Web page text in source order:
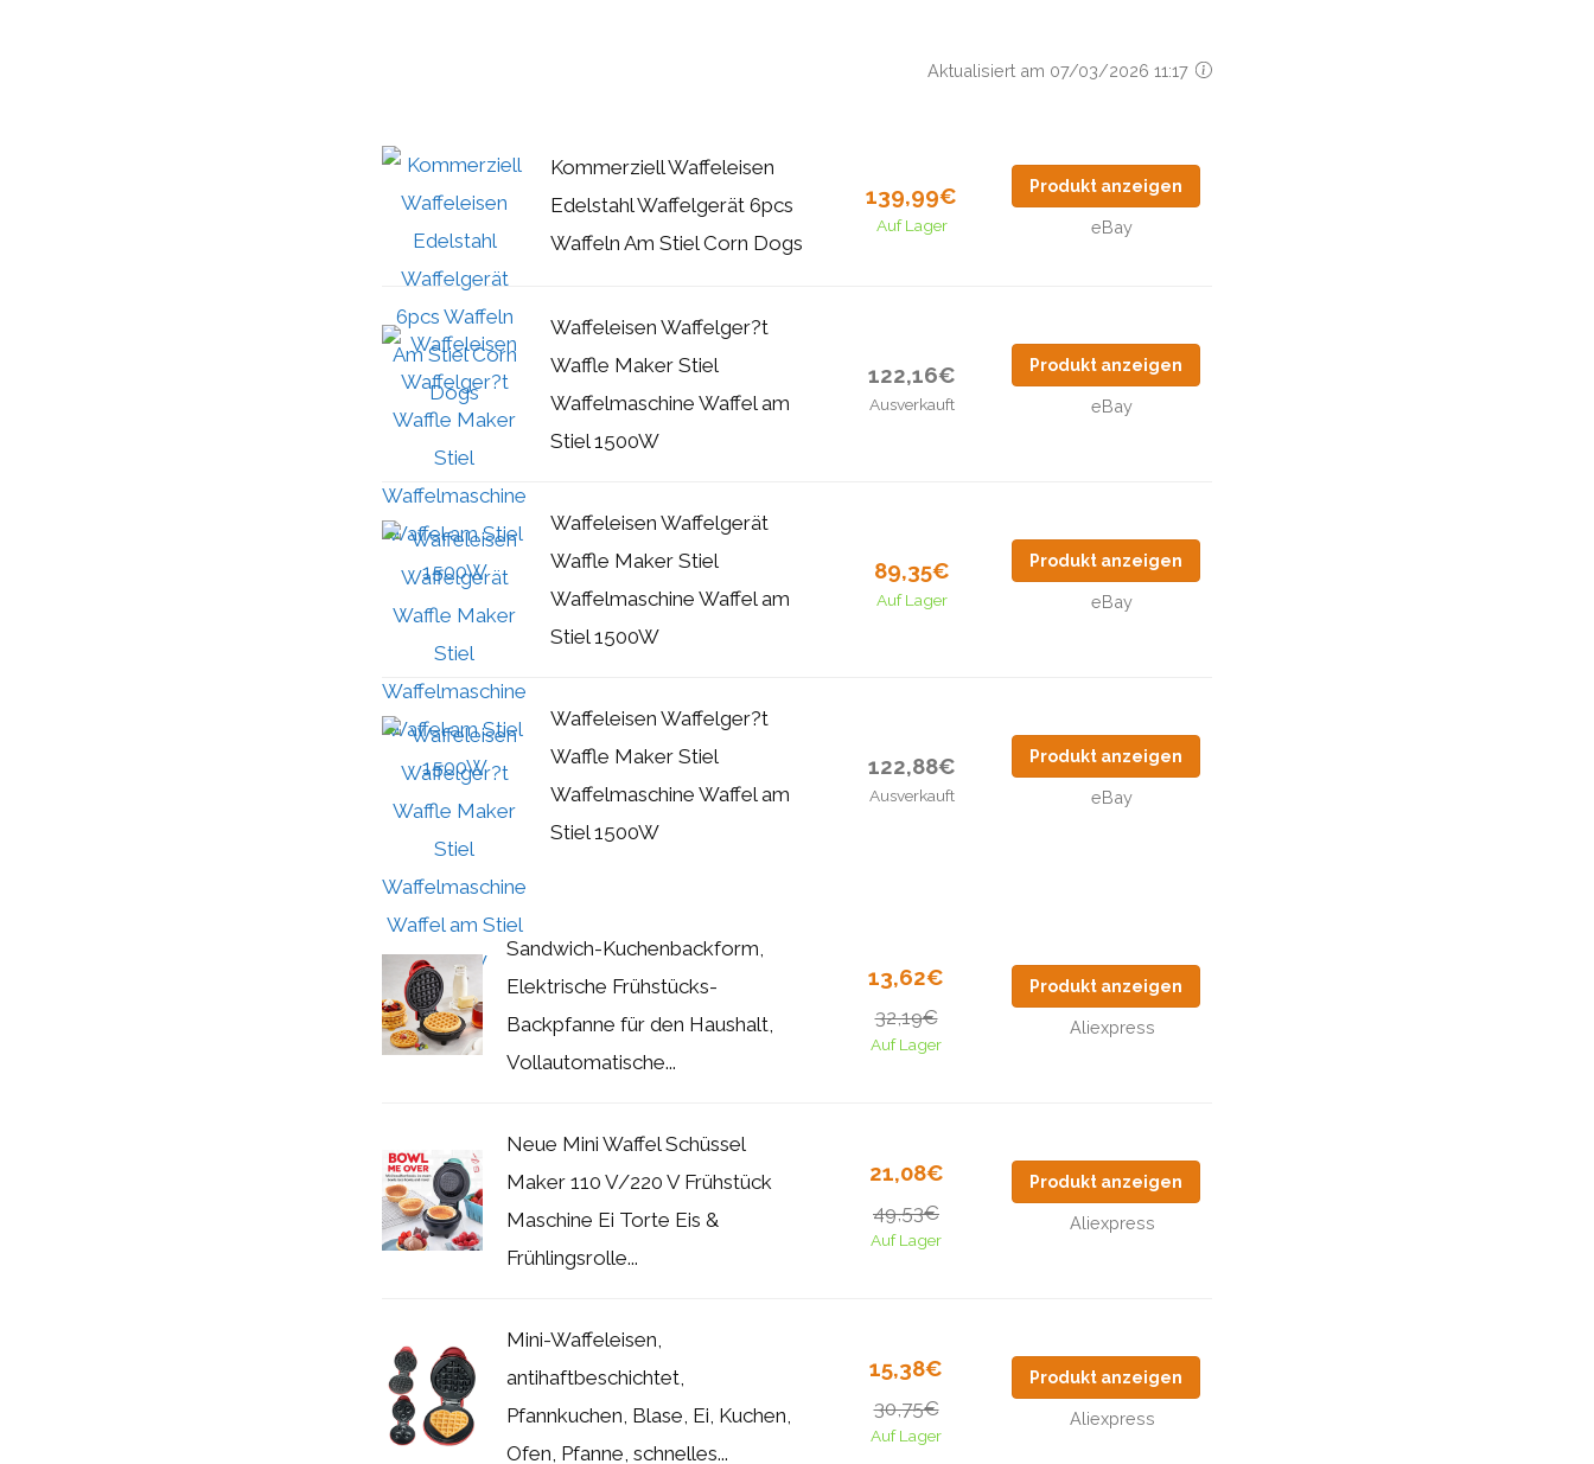
Aktualisiert am 07/03/2026 11:17
Kommerziell Waffeleisen
Edelstahl Waffelgerät 6pcs
Waffeln Am Stiel Corn Dogs
139,99€
Auf Lager
Produkt anzeigen
eBay
Waffeleisen Waffelger?t
Waffle Maker Stiel
Waffelmaschine Waffel am
Stiel 1500W
122,16€
Ausverkauft
Produkt anzeigen
eBay
Waffeleisen Waffelgerät
Waffle Maker Stiel
Waffelmaschine Waffel am
Stiel 1500W
89,35€
Auf Lager
Produkt anzeigen
eBay
Waffeleisen Waffelger?t
Waffle Maker Stiel
Waffelmaschine Waffel am
Stiel 1500W
122,88€
Ausverkauft
Produkt anzeigen
eBay
Sandwich-Kuchenbackform,
Elektrische Frühstücks-
Backpfanne für den Haushalt,
Vollautomatische...
13,62€
32,19€
Auf Lager
Produkt anzeigen
Aliexpress
Neue Mini Waffel Schüssel
Maker 110 V/220 V Frühstück
Maschine Ei Torte Eis &
Frühlingsrolle...
21,08€
49,53€
Auf Lager
Produkt anzeigen
Aliexpress
Mini-Waffeleisen,
antihaftbeschichtet,
Pfannkuchen, Blase, Ei, Kuchen,
Ofen, Pfanne, schnelles...
15,38€
30,75€
Auf Lager
Produkt anzeigen
Aliexpress